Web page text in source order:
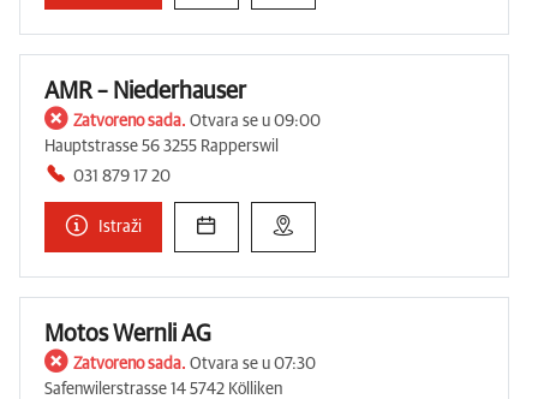
AMR – Niederhauser
Zatvoreno sada. Otvara se u 09:00
Hauptstrasse 56 3255 Rapperswil
031 879 17 20
Istraži
Motos Wernli AG
Zatvoreno sada. Otvara se u 07:30
Safenwilerstrasse 14 5742 Kölliken